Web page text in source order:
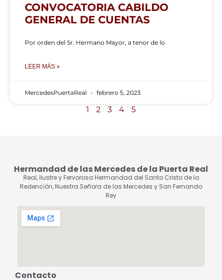
CONVOCATORIA CABILDO
GENERAL DE CUENTAS
Por orden del Sr. Hermano Mayor, a tenor de lo
LEER MÁS »
MercedesPuertaReal febrero 5, 2023
1 2 3 4 5
Hermandad de las Mercedes de la Puerta Real
Real, Ilustre y Fervorosa Hermandad del Santo Cristo de la
Redención, Nuestra Señora de las Mercedes y San Fernando
Rey
Contacto